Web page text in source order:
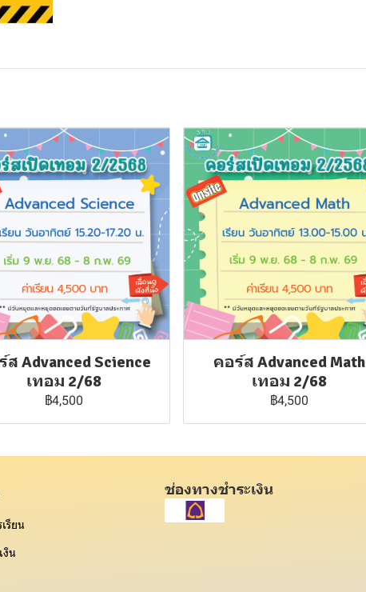
ส Advanced Science
เทอม 2/68
฿4,500
คอร์ส Advanced Math
เทอม 2/68
฿4,500
รียน
งิน
ช่องทางชำระเงิน